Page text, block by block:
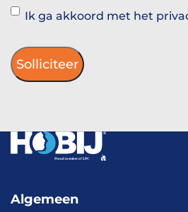
Instemming
Ik ga akkoord met het
Algemeen